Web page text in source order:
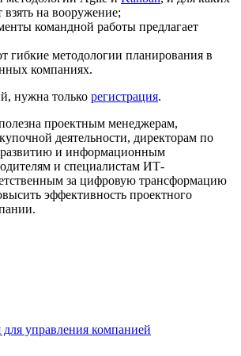
взять на вооружение;
командной работы предлагает
гибкие методологии планирования в
компаниях.
нужна только регистрация.
проектным менеджерам,
деятельности, директорам по
и информационным
и специалистам ИТ-
за цифровую трансформацию
эффективность проектного
управления компанией